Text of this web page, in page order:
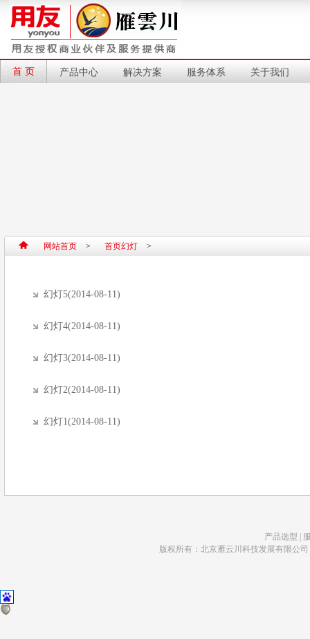
首 页 产品中心 解决方案 服务体系 关于我们
网站首页 > 首页幻灯 >
幻灯5(2014-08-11)
幻灯4(2014-08-11)
幻灯3(2014-08-11)
幻灯2(2014-08-11)
幻灯1(2014-08-11)
产品选型
版权所有：北京雁云川科技发展有限公司